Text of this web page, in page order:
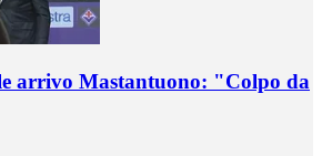
arrivo Mastantuono: "Colpo da